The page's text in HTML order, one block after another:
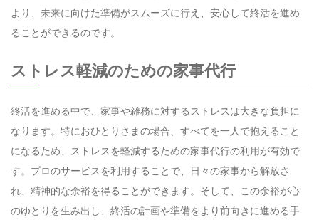
より、未来に向けた準備がスムーズに行え、安心して終活を進め
ることができるのです。
ストレス軽減のための家事代行
終活を進める中で、家事や雑務に対するストレスは大きな負担に
なります。特におひとりさまの場合、すべてを一人で抱えること
になるため、ストレスを軽減するための家事代行の利用が有効で
す。プロのサービスを利用することで、日々の家事から解放さ
れ、精神的な余裕を得ることができます。そして、この余裕が心
のゆとりを生み出し、終活の計画や準備をより前向きに進める手